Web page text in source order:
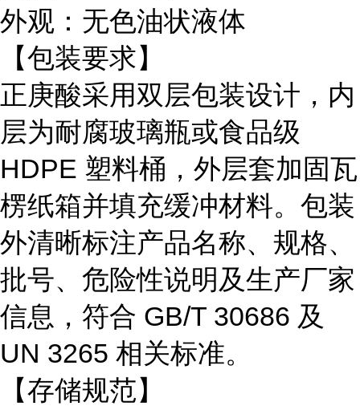
外观：无色油状液体
【包装要求】
正庚酸采用双层包装设计，内
层为耐腐玻璃瓶或食品级
HDPE 塑料桶，外层套加固瓦
楞纸箱并填充缓冲材料。包装
外清晰标注产品名称、规格、
批号、危险性说明及生产厂家
信息，符合 GB/T 30686 及
UN 3265 相关标准。
【存储规范】